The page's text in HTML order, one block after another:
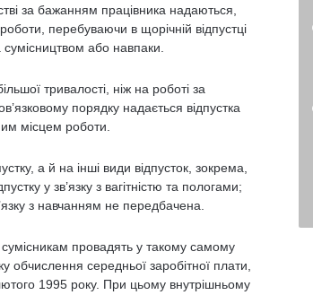
за бажанням працівника надаються,
перебуваючи в щорічній відпустці
або навпаки.
тривалості, ніж на роботі за
порядку надається відпустка
місцем роботи.
а й на інші види відпусток, зокрема,
у зв’язку з вагітністю та пологами;
з навчанням не передбачена.
сумісникам провадять у такому самому
обчислення середньої заробітної плати,
1995 року. При цьому внутрішньому